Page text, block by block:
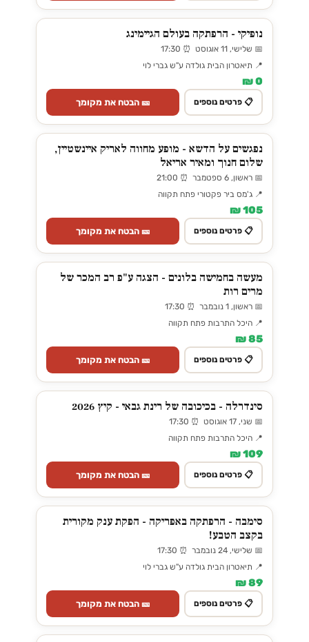
נופיקי - הרפתקה בעולם הגיימינג
📅 שלישי, 11 אוגוסט ⏰ 17:30
📍 תיאטרון הבית גולדה ע"ש גברי לוי
0 ₪
📋 פרטים נוספים 🎫 הבטח את מקומך
נפגשים על הדשא - מופע מחווה לאריק איינשטיין,
שלום חנוך ומאיר אריאל
📅 ראשון, 6 ספטמבר ⏰ 21:00
📍 ג'מס ביר פקטורי פתח תקווה
105 ₪
📋 פרטים נוספים 🎫 הבטח את מקומך
מעשה בחמישה בלונים - הצגה ע"פ רב המכר של
מרים רות
📅 ראשון, 1 נובמבר ⏰ 17:30
📍 היכל התרבות פתח תקווה
85 ₪
📋 פרטים נוספים 🎫 הבטח את מקומך
סינדרלה - בכיכובה של רינת גבאי - קיץ 2026
📅 שני, 17 אוגוסט ⏰ 17:30
📍 היכל התרבות פתח תקווה
109 ₪
📋 פרטים נוספים 🎫 הבטח את מקומך
סימבה - הרפתקה באפריקה - הפקת ענק מקורית
בקצב הטבע!
📅 שלישי, 24 נובמבר ⏰ 17:30
📍 תיאטרון הבית גולדה ע"ש גברי לוי
89 ₪
📋 פרטים נוספים 🎫 הבטח את מקומך